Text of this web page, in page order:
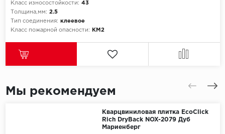
Класс износостойкости: 43
Толщина,мм: 2.5
Тип соединения: клеевое
Класс пожарной опасности:
КМ2
Мы рекомендуем
Кварцвиниловая плитка EcoClick
Rich DryBack NOX-2079 Дуб
Мариенберг